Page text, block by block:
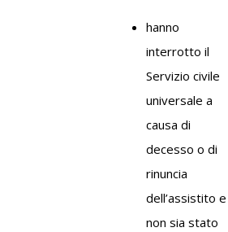
hanno
interrotto il
Servizio civile
universale a
causa di
decesso o di
rinuncia
dell’assistito e
non sia stato